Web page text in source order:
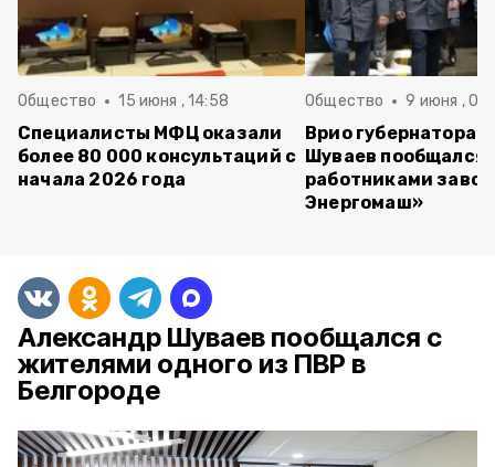
Общество 15 июня , 14:58
Специалисты МФЦ оказали
более 80 000 консультаций с
начала 2026 года
Общество 9 июня ,
Врио губернатора
Шуваев пообщался
работниками
Энергомаш»
Александр Шуваев пообщался с
жителями одного из ПВР в
Белгороде